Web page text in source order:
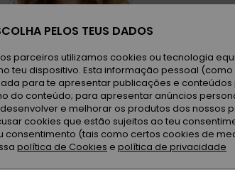
PELOS TEUS DADOS
parceiros utilizamos cookies ou tecnologia
teu dispositivo. Esta informação pessoal
para te apresentar publicações e
do conteúdo; para apresentar anúncios
e melhorar os produtos dos nossos
cookies que estão sujeitos ao teu
consentimento (tais como certos cookies de
política de Cookies e política de privacidade